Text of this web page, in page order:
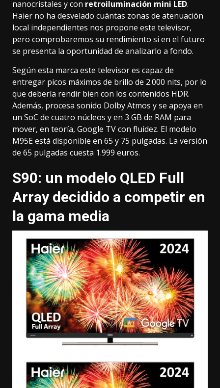
nanocristales y con retroiluminación mini LED.
Haier no ha desvelado cuántas zonas de atenuación
local independientes nos propone este televisor,
pero comprobaremos su rendimiento si en el futuro
se presenta la oportunidad de analizarlo a fondo.
Según esta marca este televisor es capaz de
entregar picos máximos de brillo de 2.000 nits, por lo
que debería rendir bien con los contenidos HDR.
Además, procesa sonido Dolby Atmos y se apoya en
un SoC de cuatro núcleos y en 3 GB de RAM para
mover, en teoría, Google TV con fluidez. El modelo
M95E está disponible en 65 y 75 pulgadas. La versión
de 65 pulgadas cuesta 1.999 euros.
S90: un modelo QLED Full
Array decidido a competir en
la gama media